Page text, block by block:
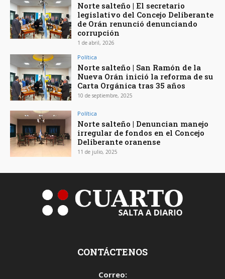
Norte salteño | El secretario
legislativo del Concejo Deliberante
de Orán renunció denunciando
corrupción
1 de abril, 2026
Política
Norte salteño | San Ramón de la
Nueva Orán inició la reforma de su
Carta Orgánica tras 35 años
10 de septiembre, 2025
Política
Norte salteño | Denuncian manejo
irregular de fondos en el Concejo
Deliberante oranense
11 de julio, 2025
CONTÁCTENOS
Correo: